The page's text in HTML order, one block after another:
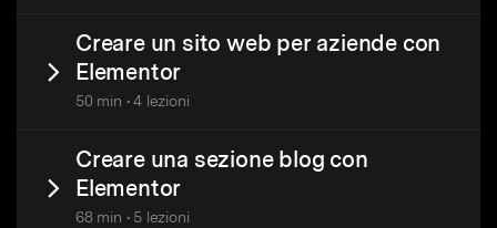
Creare un sito web per aziende con
Elementor
50 min • 4 lezioni
Creare una sezione blog con
Elementor
68 min • 5 lezioni